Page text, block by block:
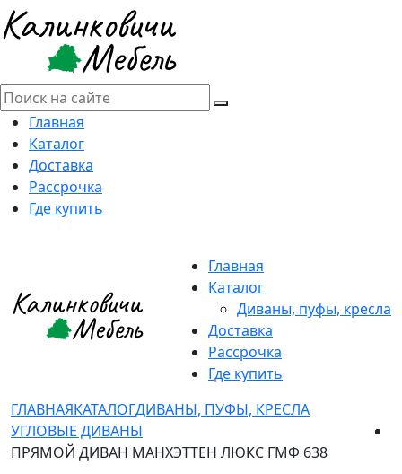
Главная
Каталог
Доставка
Рассрочка
Где купить
Главная
Каталог
Диваны, пуфы, кресла
Доставка
Рассрочка
Где купить
ГЛАВНАЯКАТАЛОГДИВАНЫ, ПУФЫ, КРЕСЛА
УГЛОВЫЕ ДИВАНЫ
ПРЯМОЙ ДИВАН МАНХЭТТЕН ЛЮКС ГМФ 638